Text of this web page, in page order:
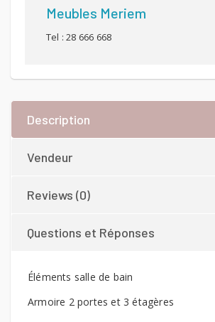
Meubles Meriem
Tel : 28 666 668
Description
Vendeur
Reviews (0)
Questions et Réponses
Éléments salle de bain
Armoire 2 portes et 3 étagères